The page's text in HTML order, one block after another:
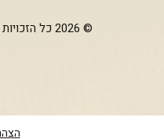
© 2026 כל הזכויות שמורות לסירים של גילה